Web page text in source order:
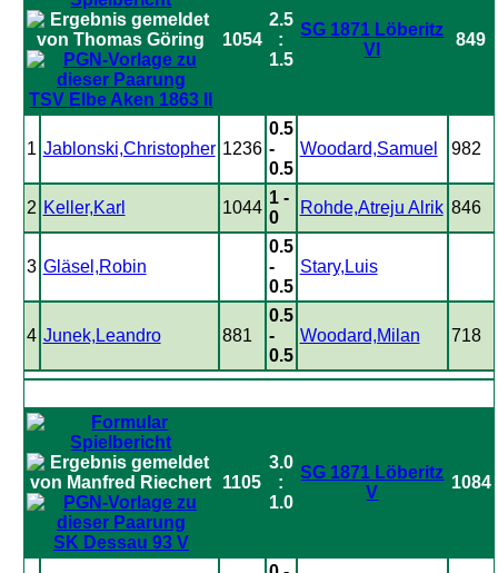
TSV Elbe Aken 1863 II
1054
2.5
:
1.5
SG 1871 Löberitz
VI
849
1 Jablonski,Christopher 1236
0.5
-
0.5
Woodard,Samuel 982
2 Keller,Karl 1044
1 -
0
Rohde,Atreju Alrik 846
3 Gläsel,Robin
0.5
-
0.5
Stary,Luis
4 Junek,Leandro 881
0.5
-
0.5
Woodard,Milan 718
SK Dessau 93 V
1105
3.0
:
1.0
SG 1871 Löberitz
V
1084